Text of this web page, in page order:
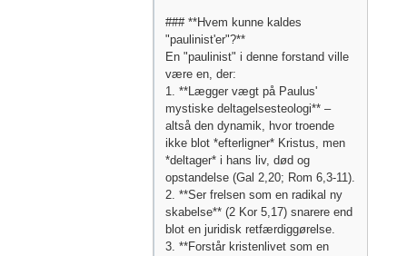
### **Hvem kunne kaldes
"paulinist'er"?**
En "paulinist" i denne forstand ville
være en, der:
1. **Lægger vægt på Paulus'
mystiske deltagelsesteologi** –
altså den dynamik, hvor troende
ikke blot *efterligner* Kristus, men
*deltager* i hans liv, død og
opstandelse (Gal 2,20; Rom 6,3-11).
2. **Ser frelsen som en radikal ny
skabelse** (2 Kor 5,17) snarere end
blot en juridisk retfærdiggørelse.
3. **Forstår kristenlivet som en